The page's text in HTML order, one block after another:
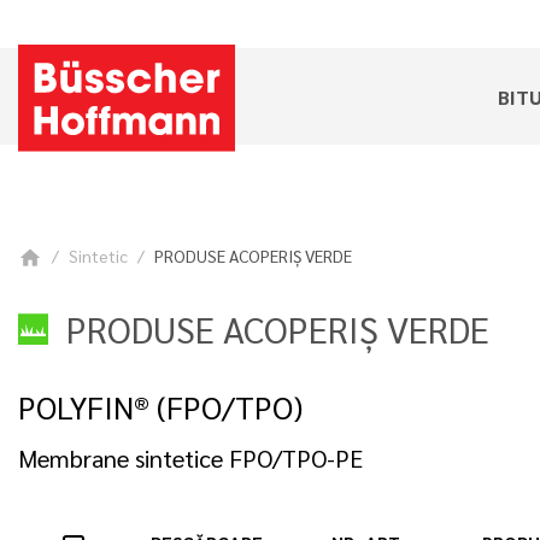
home Sintetic PRODUSE ACOPERIŞ VERDE
PRODUSE ACOPERIŞ VERDE
POLYFIN® (FPO/TPO)
Membrane sintetice FPO/TPO-PE